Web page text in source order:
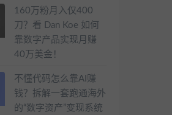
160万粉月入仅400
刀？看 Dan Koe 如何
靠数字产品实现月赚
40万美金！
不懂代码怎么靠AI赚
钱？拆解一套跑通海外
的“数字资产”变现系统